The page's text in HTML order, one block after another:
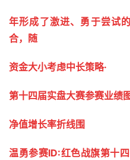
年形成了激进、勇于尝试
合，随
资金大小考虑中长策略·
第十四届实盘大赛参赛业绩
净值增长率折线围
温勇参赛ID:红色战旗第十